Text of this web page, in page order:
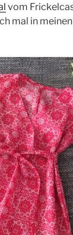
vom
mal in